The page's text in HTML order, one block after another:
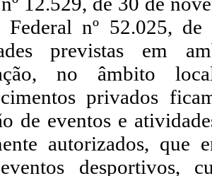
Federal nº 52.025,
previstas em
no âmbito
privados
de eventos e
autorizados, que
desportivos,